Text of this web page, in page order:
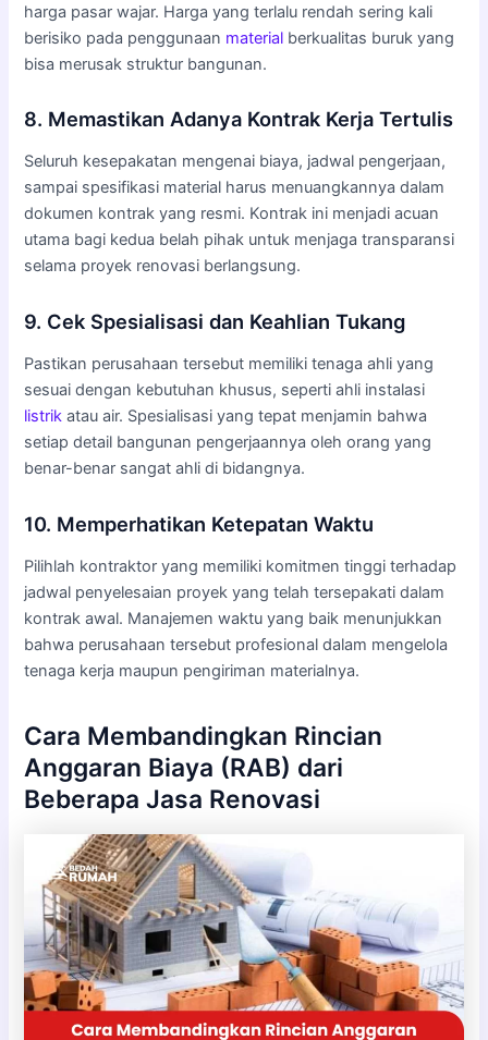
harga pasar wajar. Harga yang terlalu rendah sering kali
berisiko pada penggunaan material berkualitas buruk yang
bisa merusak struktur bangunan.
8. Memastikan Adanya Kontrak Kerja Tertulis
Seluruh kesepakatan mengenai biaya, jadwal pengerjaan,
sampai spesifikasi material harus menuangkannya dalam
dokumen kontrak yang resmi. Kontrak ini menjadi acuan
utama bagi kedua belah pihak untuk menjaga transparansi
selama proyek renovasi berlangsung.
9. Cek Spesialisasi dan Keahlian Tukang
Pastikan perusahaan tersebut memiliki tenaga ahli yang
sesuai dengan kebutuhan khusus, seperti ahli instalasi
listrik atau air. Spesialisasi yang tepat menjamin bahwa
setiap detail bangunan pengerjaannya oleh orang yang
benar-benar sangat ahli di bidangnya.
10. Memperhatikan Ketepatan Waktu
Pilihlah kontraktor yang memiliki komitmen tinggi terhadap
jadwal penyelesaian proyek yang telah tersepakati dalam
kontrak awal. Manajemen waktu yang baik menunjukkan
bahwa perusahaan tersebut profesional dalam mengelola
tenaga kerja maupun pengiriman materialnya.
Cara Membandingkan Rincian
Anggaran Biaya (RAB) dari
Beberapa Jasa Renovasi